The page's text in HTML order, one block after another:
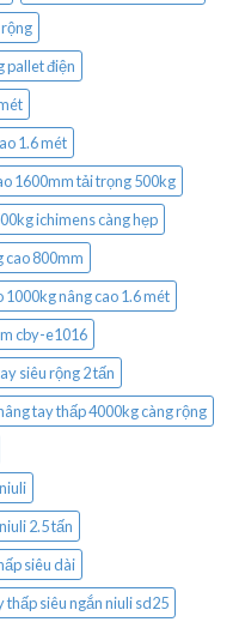
rộng
pallet điện
1.6 mét
1600mm tải trọng 500kg
ichimens càng hẹp
cao 800mm
1000kg nâng cao 1.6 mét
cby-e1016
siêu rộng 2 tấn
tay thấp 4000kg càng rộng
2.5 tấn
siêu dài
thấp siêu ngắn niuli sd25